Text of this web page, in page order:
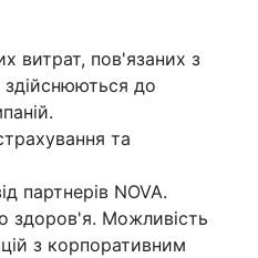
витрат, пов'язаних з
до
та
партнерів NOVA.
здоров'я. Можливість
з корпоративним